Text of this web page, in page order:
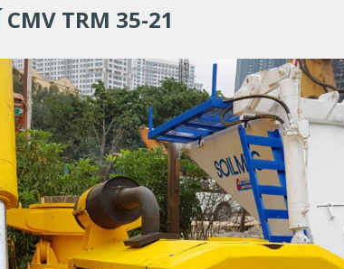
TRM 35-21